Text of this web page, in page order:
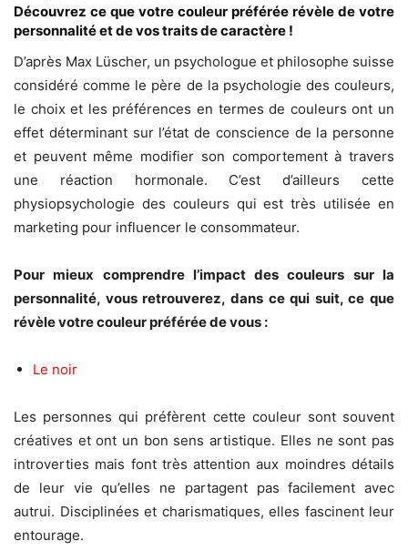
Découvrez ce que votre couleur préférée révèle de votre
personnalité et de vos traits de caractère !
D’après Max Lüscher, un psychologue et philosophe suisse
considéré comme le père de la psychologie des couleurs,
le choix et les préférences en termes de couleurs ont un
effet déterminant sur l’état de conscience de la personne
et peuvent même modifier son comportement à travers
une réaction hormonale. C’est d’ailleurs cette
physiopsychologie des couleurs qui est très utilisée en
marketing pour influencer le consommateur.
Pour mieux comprendre l’impact des couleurs sur la
personnalité, vous retrouverez, dans ce qui suit, ce que
révèle votre couleur préférée de vous :
Le noir
Les personnes qui préfèrent cette couleur sont souvent
créatives et ont un bon sens artistique. Elles ne sont pas
introverties mais font très attention aux moindres détails
de leur vie qu’elles ne partagent pas facilement avec
autrui. Disciplinées et charismatiques, elles fascinent leur
entourage.